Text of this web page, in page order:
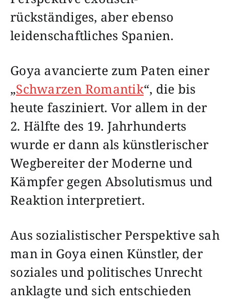
rückständiges, aber ebenso
leidenschaftliches Spanien.
Goya avancierte zum Paten einer
„Schwarzen Romantik“, die bis
heute fasziniert. Vor allem in der
2. Hälfte des 19. Jahrhunderts
wurde er dann als künstlerischer
Wegbereiter der Moderne und
Kämpfer gegen Absolutismus und
Reaktion interpretiert.
Aus sozialistischer Perspektive sah
man in Goya einen Künstler, der
soziales und politisches Unrecht
anklagte und sich entschieden